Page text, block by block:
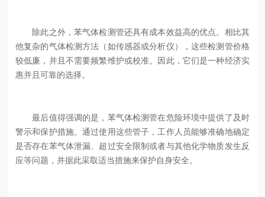
除此之外，苯气体检测管还具有成本效益高的优点。相比其
他复杂的气体检测方法（如传感器或分析仪），这些检测管价格
较低廉，并且不需要频繁维护或校准。因此，它们是一种经济实
惠并且可靠的选择。
最后值得强调的是，苯气体检测管在危险环境中提供了及时
警示和保护措施。通过使用这些管子，工作人员能够准确地确定
是否存在苯气体泄漏、超过安全限制或者与其他化学物质发生反
应等问题，并据此采取适当措施来保护自身安全。